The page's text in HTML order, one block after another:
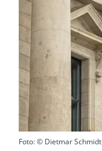
Foto: © Dietmar Schmidt